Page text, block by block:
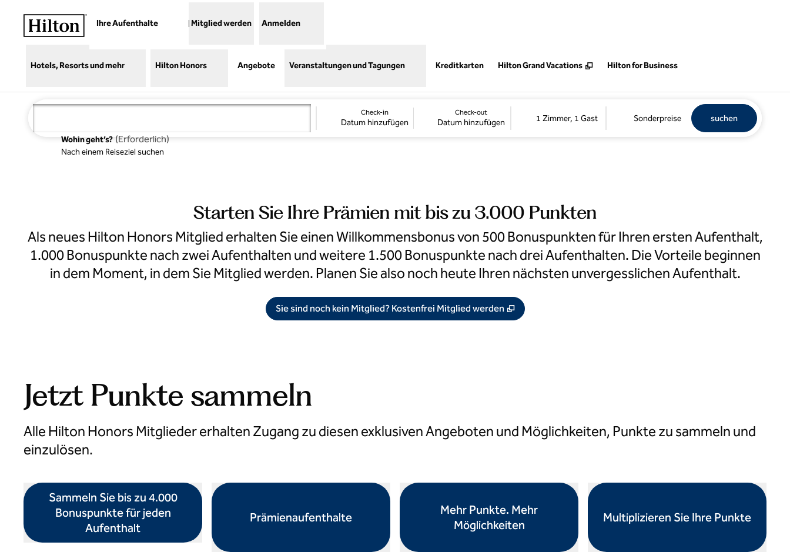
Ihre Aufenthalte Mitglied werden Anmelden
Hotels, Resorts und mehr Hilton Honors Angebote Veranstaltungen und Tagungen Kreditkarten Hilton Grand Vacations
Hilton for Business
Wohin geht’s? (Erforderlich)
Nach einem Reiseziel suchen
Check-in
Datum hinzufügen
Check-out
Datum hinzufügen 1 Zimmer, 1 Gast Sonderpreise Hotel suchen
suchen
Starten Sie Ihre Prämien mit bis zu 3.000 Punkten
Als neues Hilton Honors Mitglied erhalten Sie einen Willkommensbonus von 500 Bonuspunkten für Ihren ersten Aufenthalt,
1.000 Bonuspunkte nach zwei Aufenthalten und weitere 1.500 Bonuspunkte nach drei Aufenthalten. Die Vorteile beginnen
in dem Moment, in dem Sie Mitglied werden. Planen Sie also noch heute Ihren nächsten unvergesslichen Aufenthalt.
Sie sind noch kein Mitglied? Kostenfrei Mitglied werden , Öffnet eine neue Registerkarte
Jetzt Punkte sammeln
Alle Hilton Honors Mitglieder erhalten Zugang zu diesen exklusiven Angeboten und Möglichkeiten, Punkte zu sammeln und
einzulösen.
Sammeln Sie bis zu 4.000
Bonuspunkte für jeden
Aufenthalt
Prämienaufenthalte
Mehr Punkte. Mehr
Möglichkeiten
Multiplizieren Sie Ihre Punkte